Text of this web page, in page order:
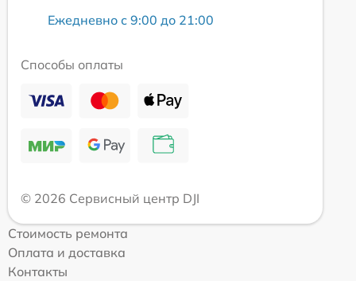
Ежедневно с 9:00 до 21:00
Способы оплаты
© 2026 Сервисный центр DJI
Стоимость ремонта
Оплата и доставка
Контакты